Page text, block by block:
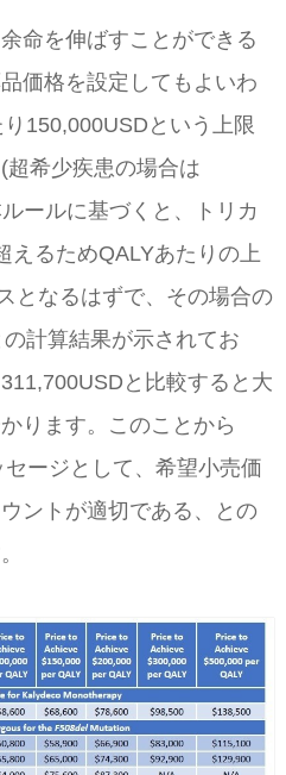
命を伸ばすことができる
価格を設定してもよいわ
150,000USDという上限
希少疾患の場合は
ールに基づくと、トリカ
えるためQALYあたりの上
となるはずで、その場合の
計算結果が示されてお
と比較すると大
ります。このことから
ージとして、希望小売価
ントが適切である、との